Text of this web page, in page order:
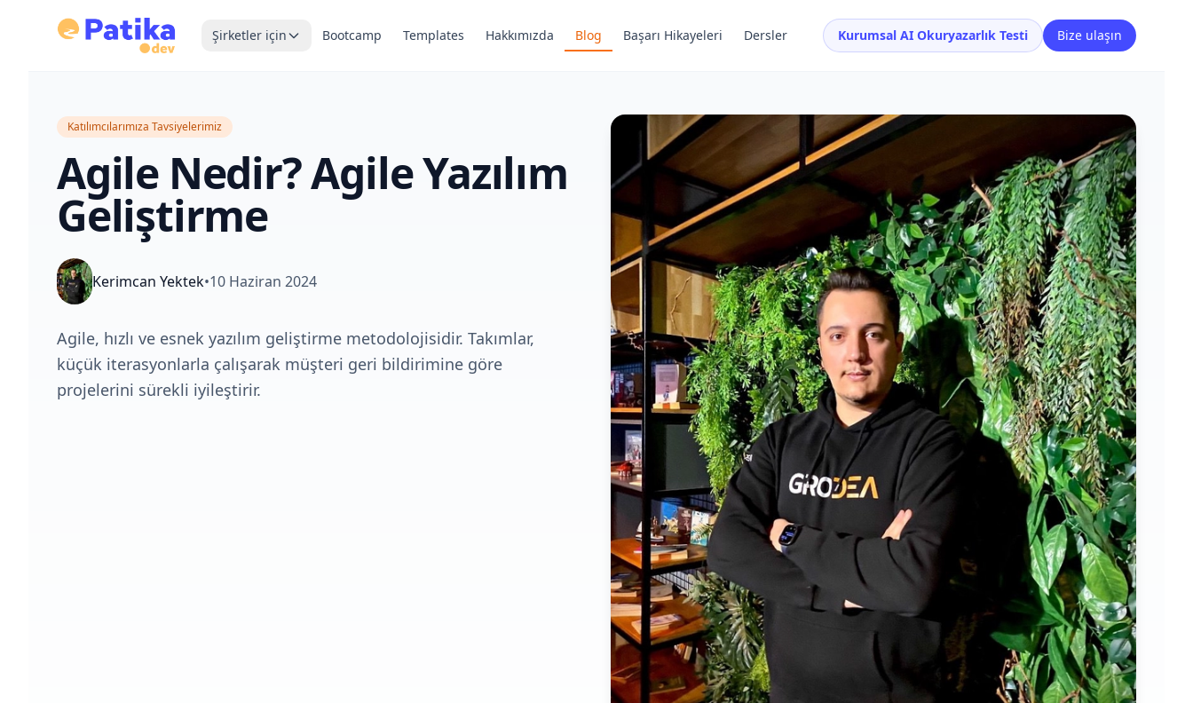
Şirketler için Bootcamp Templates Hakkımızda Blog Başarı Hikayeleri Dersler Kurumsal AI Okuryazarlık Testi Bize ulaşın
Katılımcılarımıza Tavsiyelerimiz
Agile Nedir? Agile Yazılım
Geliştirme
Kerimcan Yektek•10 Haziran 2024
Agile, hızlı ve esnek yazılım geliştirme metodolojisidir. Takımlar,
küçük iterasyonlarla çalışarak müşteri geri bildirimine göre
projelerini sürekli iyileştirir.